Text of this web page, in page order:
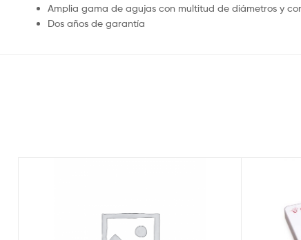
Amplia gama de agujas con multitud de diámetros y
Dos años de garantía